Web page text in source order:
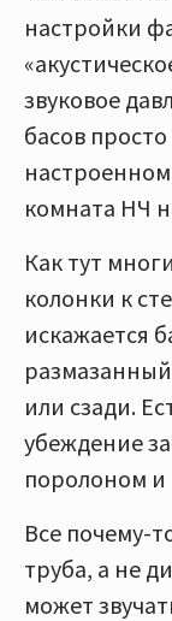
настройки
звуковое
басов
комната НЧ
Как тут
колонки к
искажается
или сзади.
убеждение
поролоном
Все почему-
труба, а не
может